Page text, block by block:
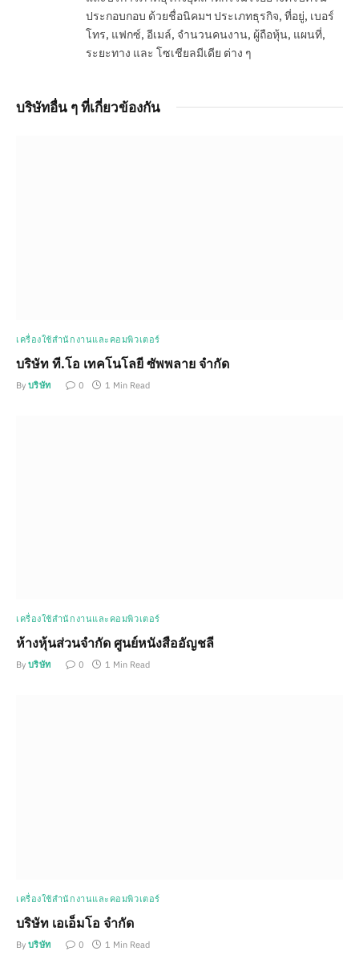
ประกอบกอบ ด้วยชื่อนิคมฯ ประเภทธุรกิจ, ที่อยู่, เบอร์
โทร, แฟกซ์, อีเมล์, จำนวนคนงาน, ผู้ถือหุ้น, แผนที่,
ระยะทาง และ โซเชียลมีเดีย ต่าง ๆ
บริษัทอื่น ๆ ที่เกี่ยวข้องกัน
เครื่องใช้สำนักงานและคอมพิวเตอร์
บริษัท ที.โอ เทคโนโลยี ซัพพลาย จำกัด
By บริษัท 0 1 Min Read
เครื่องใช้สำนักงานและคอมพิวเตอร์
ห้างหุ้นส่วนจำกัด ศูนย์หนังสืออัญชลี
By บริษัท 0 1 Min Read
เครื่องใช้สำนักงานและคอมพิวเตอร์
บริษัท เอเอ็มโอ จำกัด
By บริษัท 0 1 Min Read